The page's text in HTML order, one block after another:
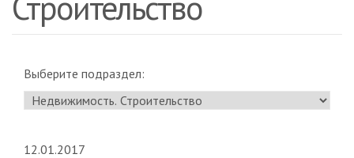
Выберите подраздел:
12.01.2017